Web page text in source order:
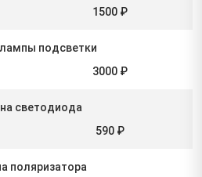
1500 ₽
подсветки
3000 ₽
светодиода
590 ₽
поляризатора